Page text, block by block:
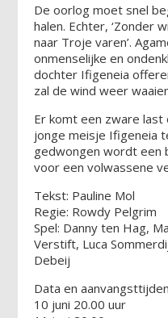
De oorlog moet snel
halen. Echter, ‘Zonder
naar Troje varen’.
onmenselijke en
dochter Ifigeneia
zal de wind weer
Er komt een zware
jonge meisje Ifigeneia
gedwongen wordt een
voor een volwassene
Tekst: Pauline Mol
Regie: Rowdy Pelgrim
Spel: Danny ten Hag,
Verstift, Luca
Debeij
Data en
10 juni 20.00 uur